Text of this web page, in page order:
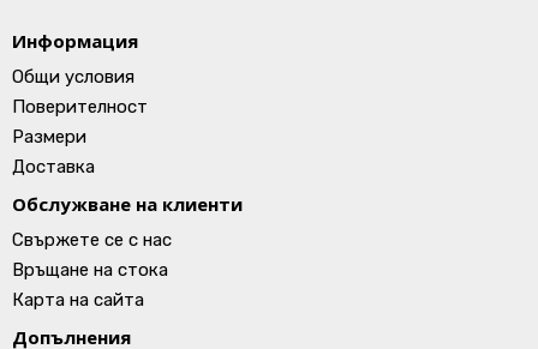
Информация
Общи условия
Поверителност
Размери
Доставка
Обслужване на клиенти
Свържете се с нас
Връщане на стока
Карта на сайта
Допълнения